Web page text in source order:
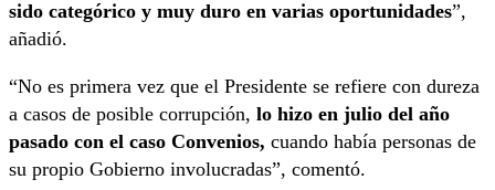
sido categórico y muy duro en varias oportunidades”,
añadió.
“No es primera vez que el Presidente se refiere con dureza
a casos de posible corrupción, lo hizo en julio del año
pasado con el caso Convenios, cuando había personas de
su propio Gobierno involucradas”, comentó.